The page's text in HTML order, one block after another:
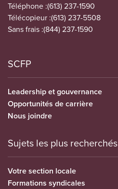
Téléphone :(613) 237-1590
Télécopieur :(613) 237-5508
Sans frais :(844) 237-1590
SCFP
Leadership et gouvernance
Opportunités de carrière
Nous joindre
Sujets les plus recherchés
Votre section locale
Formations syndicales